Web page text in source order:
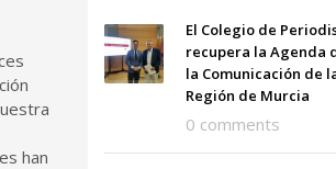
han
El Colegio de
recupera la Agenda
la Comunicación de
Región de Murcia
0 comments